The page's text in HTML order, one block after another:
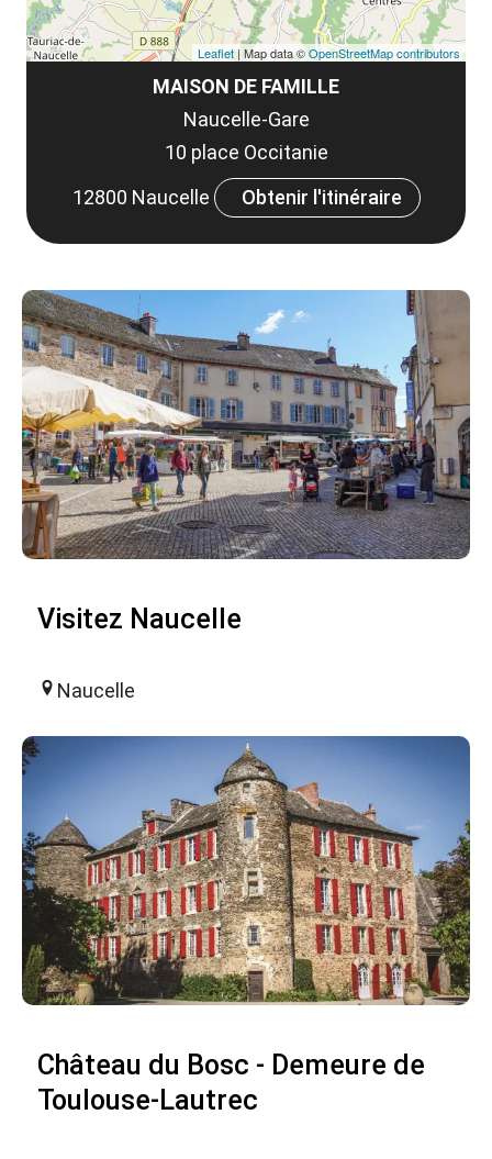
MAISON DE FAMILLE
Naucelle-Gare
10 place Occitanie
12800 Naucelle
Obtenir l'itinéraire
Leaflet | Map data ©OpenStreetMap contributors
Visitez Naucelle
Naucelle
Château du Bosc - Demeure de
Toulouse-Lautrec